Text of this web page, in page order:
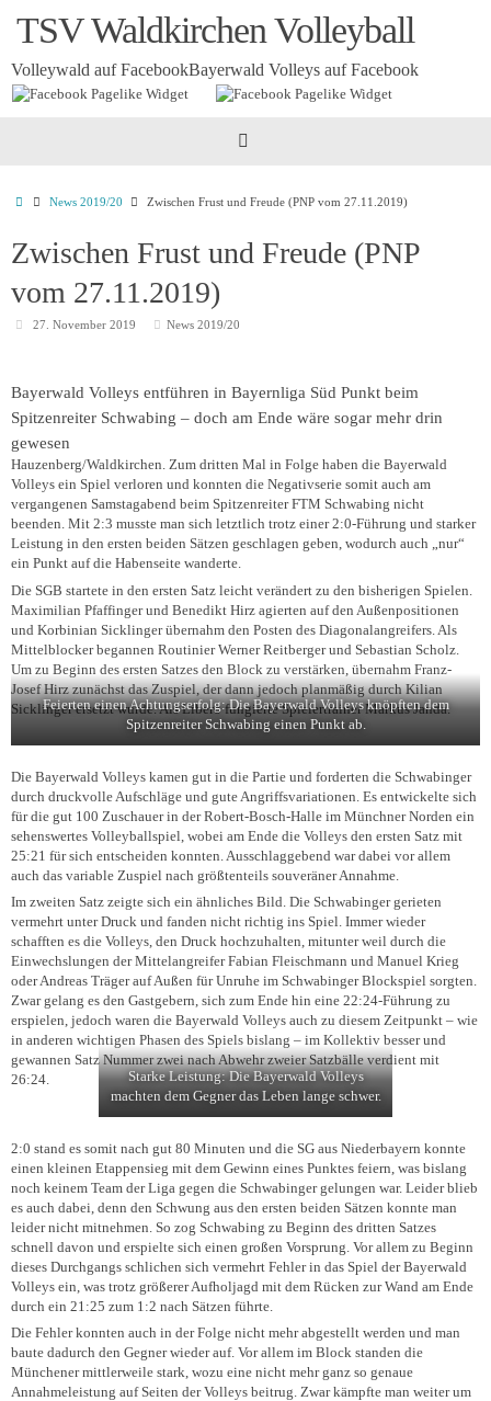
InhaltTSV Waldkirchen Volleyball
Volleywald auf FacebookBayerwald Volleys auf Facebook
Startseite
News 2019/20 Zwischen Frust und Freude (PNP vom 27.11.2019)
Zwischen Frust und Freude (PNP
vom 27.11.2019)
27. November 2019 News 2019/20
Bayerwald Volleys entführen in Bayernliga Süd Punkt beim
Spitzenreiter Schwabing – doch am Ende wäre sogar mehr drin
gewesen
Hauzenberg/Waldkirchen. Zum dritten Mal in Folge haben die Bayerwald
Volleys ein Spiel verloren und konnten die Negativserie somit auch am
vergangenen Samstagabend beim Spitzenreiter FTM Schwabing nicht
beenden. Mit 2:3 musste man sich letztlich trotz einer 2:0-Führung und starker
Leistung in den ersten beiden Sätzen geschlagen geben, wodurch auch „nur“
ein Punkt auf die Habenseite wanderte.
Die SGB startete in den ersten Satz leicht verändert zu den bisherigen Spielen.
Maximilian Pfaffinger und Benedikt Hirz agierten auf den Außenpositionen
und Korbinian Sicklinger übernahm den Posten des Diagonalangreifers. Als
Mittelblocker begannen Routinier Werner Reitberger und Sebastian Scholz.
Um zu Beginn des ersten Satzes den Block zu verstärken, übernahm Franz-
Josef Hirz zunächst das Zuspiel, der dann jedoch planmäßig durch Kilian
Sicklinger ersetzt wurde. Als Libero fungierte Spielertrainer Markus Janda.
Feierten einen Achtungserfolg: Die Bayerwald Volleys knöpften dem
Spitzenreiter Schwabing einen Punkt ab.
Die Bayerwald Volleys kamen gut in die Partie und forderten die Schwabinger
durch druckvolle Aufschläge und gute Angriffsvariationen. Es entwickelte sich
für die gut 100 Zuschauer in der Robert-Bosch-Halle im Münchner Norden ein
sehenswertes Volleyballspiel, wobei am Ende die Volleys den ersten Satz mit
25:21 für sich entscheiden konnten. Ausschlaggebend war dabei vor allem
auch das variable Zuspiel nach größtenteils souveräner Annahme.
Im zweiten Satz zeigte sich ein ähnliches Bild. Die Schwabinger gerieten
vermehrt unter Druck und fanden nicht richtig ins Spiel. Immer wieder
schafften es die Volleys, den Druck hochzuhalten, mitunter weil durch die
Einwechslungen der Mittelangreifer Fabian Fleischmann und Manuel Krieg
oder Andreas Träger auf Außen für Unruhe im Schwabinger Blockspiel sorgten.
Zwar gelang es den Gastgebern, sich zum Ende hin eine 22:24-Führung zu
erspielen, jedoch waren die Bayerwald Volleys auch zu diesem Zeitpunkt – wie
in anderen wichtigen Phasen des Spiels bislang – im Kollektiv besser und
gewannen Satz Nummer zwei nach Abwehr zweier Satzbälle verdient mit
26:24.
Starke Leistung: Die Bayerwald Volleys
machten dem Gegner das Leben lange schwer.
2:0 stand es somit nach gut 80 Minuten und die SG aus Niederbayern konnte
einen kleinen Etappensieg mit dem Gewinn eines Punktes feiern, was bislang
noch keinem Team der Liga gegen die Schwabinger gelungen war. Leider blieb
es auch dabei, denn den Schwung aus den ersten beiden Sätzen konnte man
leider nicht mitnehmen. So zog Schwabing zu Beginn des dritten Satzes
schnell davon und erspielte sich einen großen Vorsprung. Vor allem zu Beginn
dieses Durchgangs schlichen sich vermehrt Fehler in das Spiel der Bayerwald
Volleys ein, was trotz größerer Aufholjagd mit dem Rücken zur Wand am Ende
durch ein 21:25 zum 1:2 nach Sätzen führte.
Die Fehler konnten auch in der Folge nicht mehr abgestellt werden und man
baute dadurch den Gegner wieder auf. Vor allem im Block standen die
Münchener mittlerweile stark, wozu eine nicht mehr ganz so genaue
Annahmeleistung auf Seiten der Volleys beitrug. Zwar kämpfte man weiter um